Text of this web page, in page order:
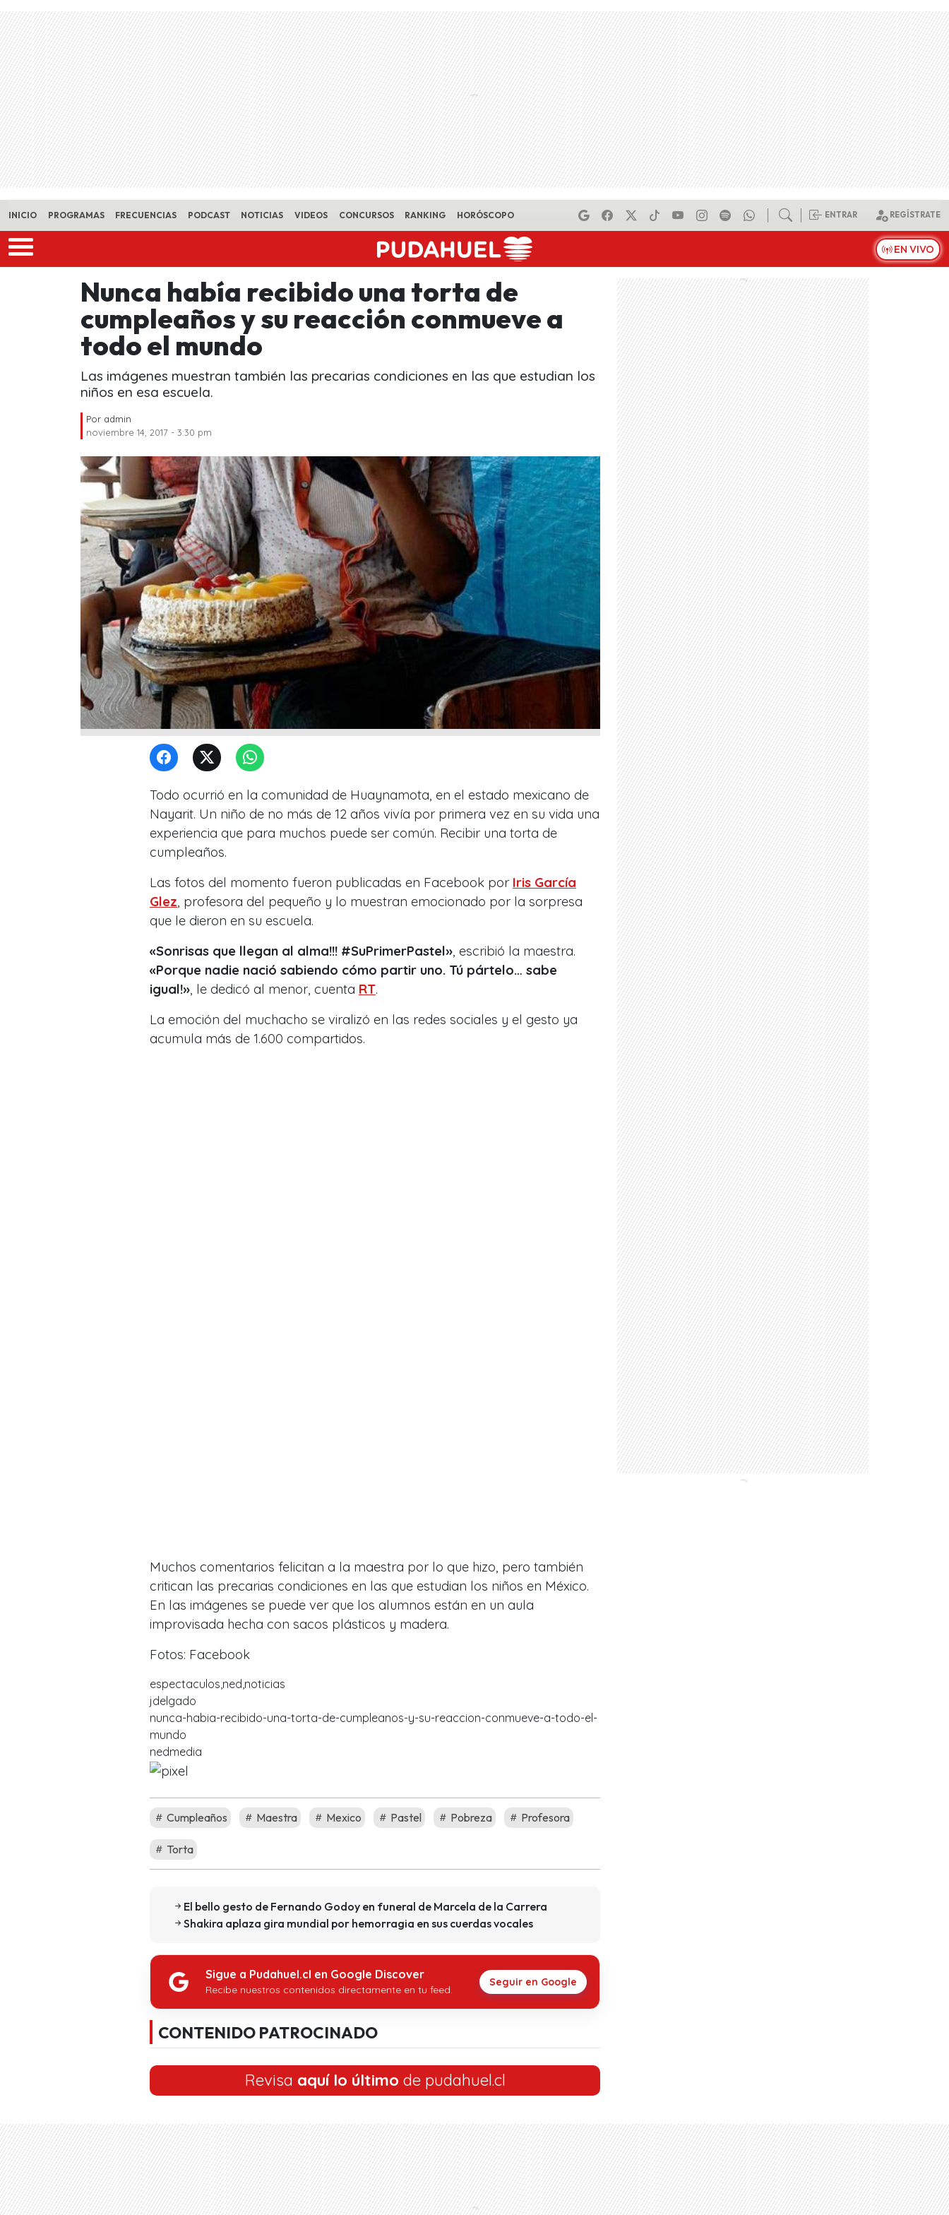
Skip to main content
INICIO PROGRAMAS FRECUENCIAS PODCAST NOTICIAS VIDEOS CONCURSOS RANKING HORÓSCOPO ENTRAR REGÍSTRATE
EN VIVO
Nunca había recibido una torta de
cumpleaños y su reacción conmueve a
todo el mundo
Las imágenes muestran también las precarias condiciones en las que estudian los
niños en esa escuela.
Por admin
noviembre 14, 2017 - 3:30 pm
Todo ocurrió en la comunidad de Huaynamota, en el estado mexicano de
Nayarit. Un niño de no más de 12 años vivía por primera vez en su vida una
experiencia que para muchos puede ser común. Recibir una torta de
cumpleaños.
Las fotos del momento fueron publicadas en Facebook por Iris García
Glez, profesora del pequeño y lo muestran emocionado por la sorpresa
que le dieron en su escuela.
«Sonrisas que llegan al alma!!! #SuPrimerPastel», escribió la maestra.
«Porque nadie nació sabiendo cómo partir uno. Tú pártelo… sabe
igual!», le dedicó al menor, cuenta RT.
La emoción del muchacho se viralizó en las redes sociales y el gesto ya
acumula más de 1.600 compartidos.
Muchos comentarios felicitan a la maestra por lo que hizo, pero también
critican las precarias condiciones en las que estudian los niños en México.
En las imágenes se puede ver que los alumnos están en un aula
improvisada hecha con sacos plásticos y madera.
Fotos: Facebook
espectaculos,ned,noticias
jdelgado
nunca-habia-recibido-una-torta-de-cumpleanos-y-su-reaccion-conmueve-a-todo-el-
mundo
nedmedia
Cumpleaños Maestra Mexico Pastel Pobreza Profesora
Torta
El bello gesto de Fernando Godoy en funeral de Marcela de la Carrera
Shakira aplaza gira mundial por hemorragia en sus cuerdas vocales
Sigue a Pudahuel.cl en Google Discover
Recibe nuestros contenidos directamente en tu feed.
Seguir en Google
CONTENIDO PATROCINADO
Revisa aquí lo último de pudahuel.cl